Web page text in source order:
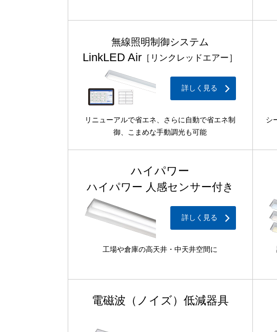
無線照明制御システム
LinkLED Air ［リンクレッドエアー］
詳しく見る
リニューアルで省エネ、さらに自動で省エネ制
御、こまめな手動調光も可能
シ
ハイパワー
ハイパワー 人感センサー付き
詳しく見る
工場や倉庫の高天井・中天井空間に
電磁波（ノイズ）低減器具